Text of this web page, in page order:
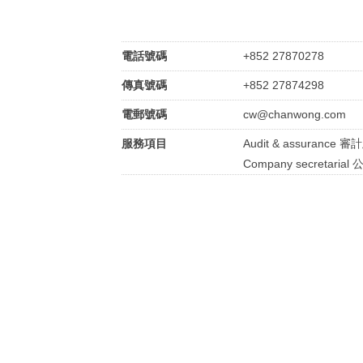
電話號碼 +852 27870278
傳真號碼 +852 27874298
電郵號碼 cw@chanwong.com
服務項目
Audit & assurance 審
Company secretarial